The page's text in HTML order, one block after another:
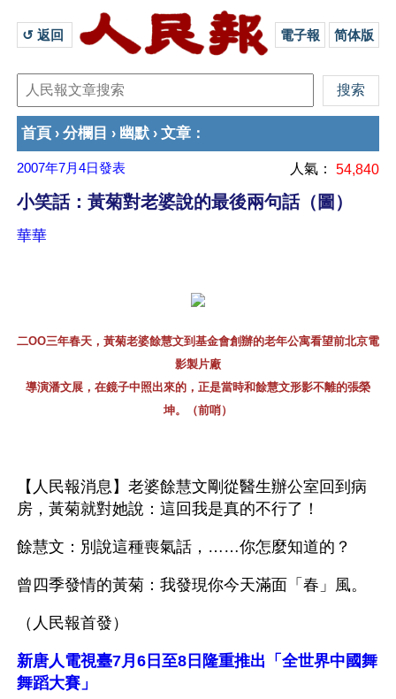
↺ 返回 電子報 简体版
首頁 › 分欄目 › 幽默 › 文章 ：
2007年7月4日發表 人氣： 54,840
小笑話：黃菊對老婆說的最後兩句話（圖）
華華
二OO三年春天，黃菊老婆餘慧文到基金會創辦的老年公寓看望前北京電
影製片廠
導演潘文展，在鏡子中照出來的，正是當時和餘慧文形影不離的張榮
坤。（前哨）
【人民報消息】老婆餘慧文剛從醫生辦公室回到病
房，黃菊就對她說：這回我是真的不行了！
餘慧文：別說這種喪氣話，……你怎麼知道的？
曾四季發情的黃菊：我發現你今天滿面「春」風。
（人民報首發）
新唐人電視臺7月6日至8日隆重推出「全世界中國舞
舞蹈大賽」